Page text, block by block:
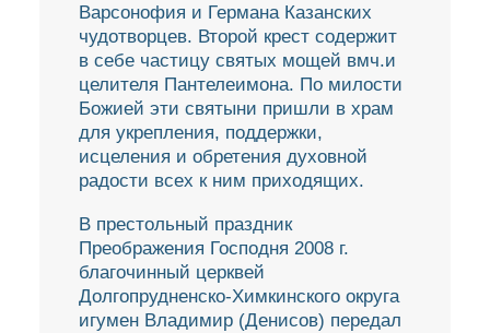
Варсонофия и Германа Казанских
чудотворцев. Второй крест содержит
в себе частицу святых мощей вмч.и
целителя Пантелеимона. По милости
Божией эти святыни пришли в храм
для укрепления, поддержки,
исцеления и обретения духовной
радости всех к ним приходящих.
В престольный праздник
Преображения Господня 2008 г.
благочинный церквей
Долгопрудненско-Химкинского округа
игумен Владимир (Денисов) передал